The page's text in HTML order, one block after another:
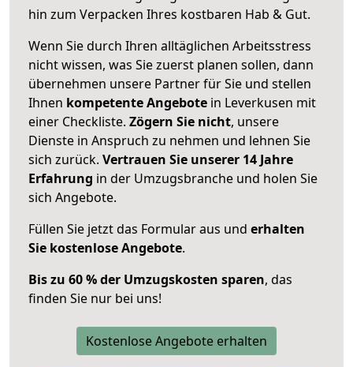
hin zum Verpacken Ihres kostbaren Hab & Gut.
Wenn Sie durch Ihren alltäglichen Arbeitsstress
nicht wissen, was Sie zuerst planen sollen, dann
übernehmen unsere Partner für Sie und stellen
Ihnen kompetente Angebote in Leverkusen mit
einer Checkliste. Zögern Sie nicht, unsere
Dienste in Anspruch zu nehmen und lehnen Sie
sich zurück. Vertrauen Sie unserer 14 Jahre
Erfahrung in der Umzugsbranche und holen Sie
sich Angebote.
Füllen Sie jetzt das Formular aus und erhalten
Sie kostenlose Angebote.
Bis zu 60 % der Umzugskosten sparen, das
finden Sie nur bei uns!
Kostenlose Angebote erhalten